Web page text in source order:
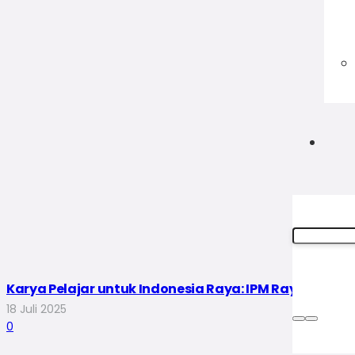
Karya Pelajar untuk Indonesia Raya: IPM Rayakan
18 Juli 2025
0